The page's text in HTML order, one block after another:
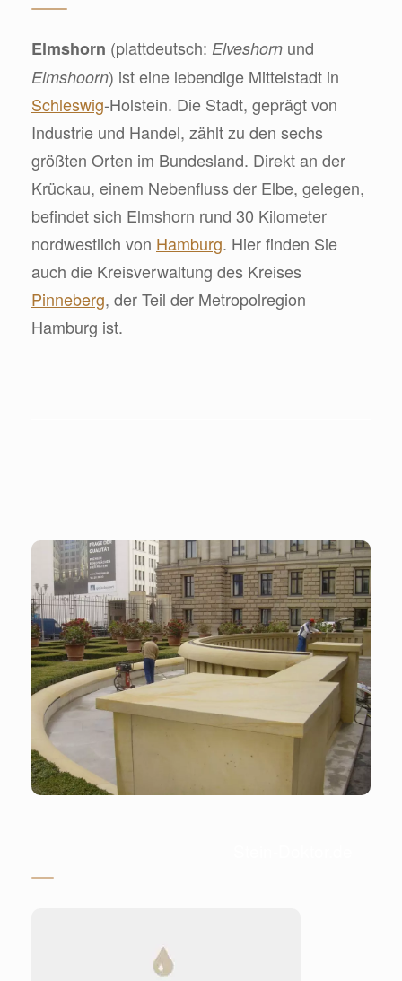
Elmshorn (plattdeutsch: Elveshorn und
Elmshoorn) ist eine lebendige Mittelstadt in
Schleswig-Holstein. Die Stadt, geprägt von
Industrie und Handel, zählt zu den sechs
größten Orten im Bundesland. Direkt an der
Krückau, einem Nebenfluss der Elbe, gelegen,
befindet sich Elmshorn rund 30 Kilometer
nordwestlich von Hamburg. Hier finden Sie
auch die Kreisverwaltung des Kreises
Pinneberg, der Teil der Metropolregion
Hamburg ist.